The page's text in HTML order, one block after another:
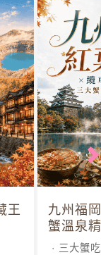
王
九州福
蟹溫泉
三大蟹